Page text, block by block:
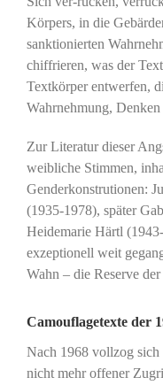
Körpers, in die
sanktionierten
chiffrieren, was der
Textkörper entwerfen,
Wahrnehmung,
Zur Literatur dieser
weibliche Stimmen,
Genderkonstrutionen:
(1935-1978), später
Heidemarie Härtl
exzeptionell weit
Wahn – die Reserve
Camouflagetexte der
Nach 1968 vollzog sich
nicht mehr offener